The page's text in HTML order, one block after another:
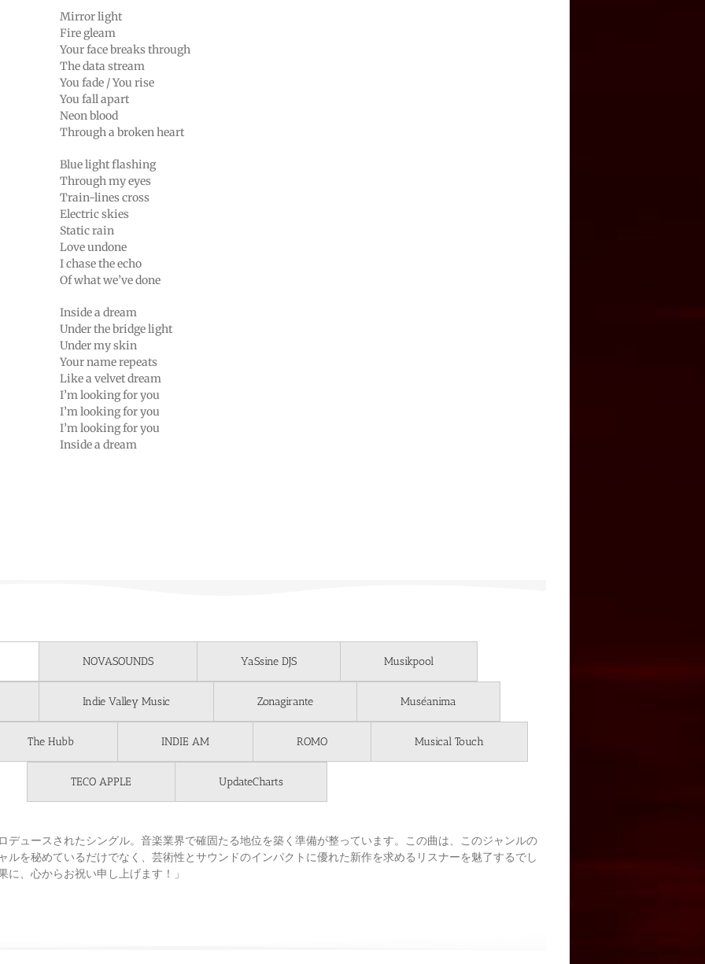
Mirror light
Fire gleam
Your face breaks through
The data stream
You fade / You rise
You fall apart
Neon blood
Through a broken heart
Blue light flashing
Through my eyes
Train-lines cross
Electric skies
Static rain
Love undone
I chase the echo
Of what we’ve done
Inside a dream
Under the bridge light
Under my skin
Your name repeats
Like a velvet dream
I’m looking for you
I’m looking for you
I’m looking for you
Inside a dream
NOVASOUNDS YaSsine DJS Musikpool
Indie Valley Music Zonagirante Muséanima
The Hubb INDIE AM ROMO Musical Touch
TECO APPLE UpdateCharts
デュースされたシングル。音楽業界で確固たる地位を築く準備が整っています。この曲は、このジャンルの
ルを秘めているだけでなく、芸術性とサウンドのインパクトに優れた新作を求めるリスナーを魅了するでし
、心からお祝い申し上げます！」